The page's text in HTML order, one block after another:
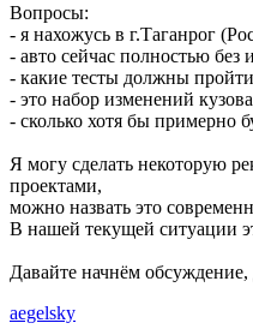
Вопросы:
- я нахожусь в г.Таганрог
- авто сейчас полностью
- какие тесты должны
- это набор изменений
- сколько хотя бы примерно
Я могу сделать некоторую
проектами,
можно назвать это
В нашей текущей ситуации
Давайте начнём
aegelsky